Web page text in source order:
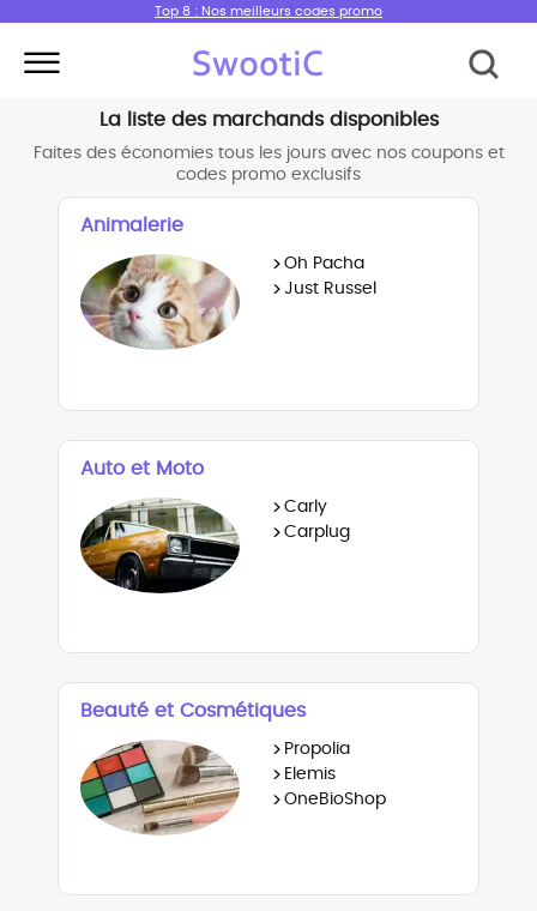
Top 8 : Nos meilleurs codes promo
La liste des marchands disponibles
Faites des économies tous les jours avec nos coupons et
codes promo exclusifs
Animalerie
> Oh Pacha
> Just Russel
Auto et Moto
> Carly
> Carplug
Beauté et Cosmétiques
> Propolia
> Elemis
> OneBioShop